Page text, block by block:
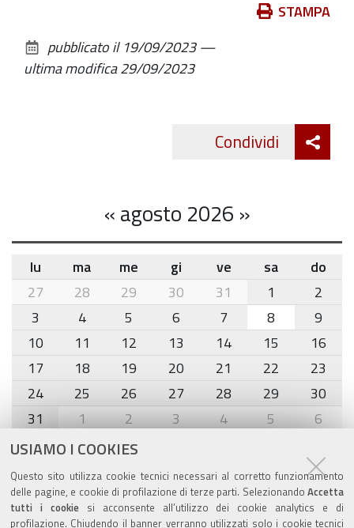
USIAMO I COOKIES
Questo sito utilizza cookie tecnici necessari al corretto funzionamento
delle pagine, e cookie di profilazione di terze parti. Selezionando Accetta
tutti i cookiesi acconsente all’utilizzo dei cookie analytics e di
profilazione. Chiudendo il banner verranno utilizzati solo i cookie tecnici
documento
STAMPA
pubblicato il 19/09/2023—
ultima modifica29/09/2023
Condividi
«agosto 2026 »
month-
8
lu ma me gi ve sa
do
27
28 29 30 31 1
2
3
4 5 6 7 8
9
10
11 12 13 14 15
16
17
18 19 20 21 22
23
24
25 26 27 28 29
30
31
1 2 3 4 5 6
Agenda eventi
torna alla sezione